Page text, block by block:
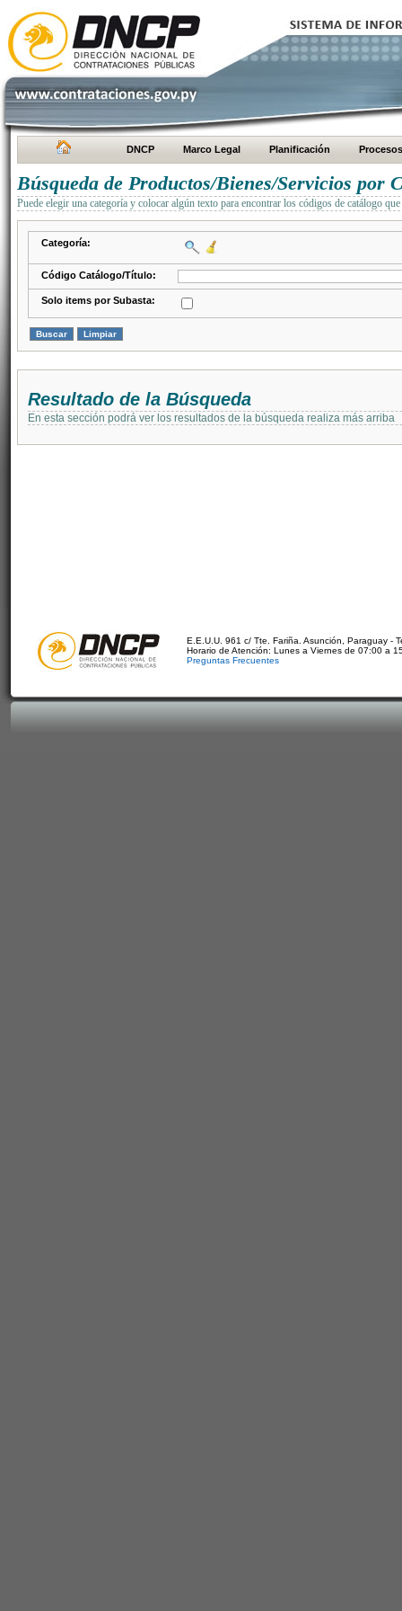
DNCP Marco Legal Planificación Procesos
Búsqueda de Productos/Bienes/Servicios por
Puede elegir una categoría y colocar algún texto para encontrar los códigos de catálogo
Categoría:
Código Catálogo/Título:
Solo items por Subasta:
Resultado de la Búsqueda
En esta sección podrá ver los resultados de la búsqueda realiza más arriba
E.E.U.U. 961 c/ Tte. Fariña. Asunción, Paraguay -
Horario de Atención: Lunes a Viernes de 07:00 a
Preguntas Frecuentes